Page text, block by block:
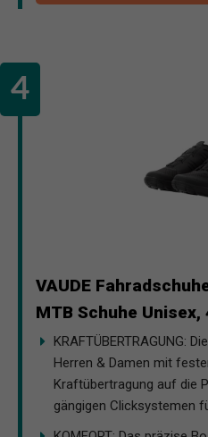
VAUDE
MTB Schuhe Unisex,
KRAFTÜBERTRAGUNG:
Herren & Damen mit
Kraftübertragung auf die
gängigen Clicksystemen